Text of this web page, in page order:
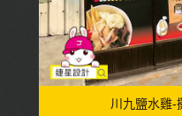
川九鹽水雞-